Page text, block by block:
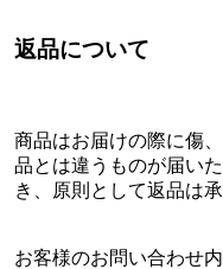
返品について
商品はお届けの際に傷
品とは違うものが届い
き、原則として返品は
お客様のお問い合わせ